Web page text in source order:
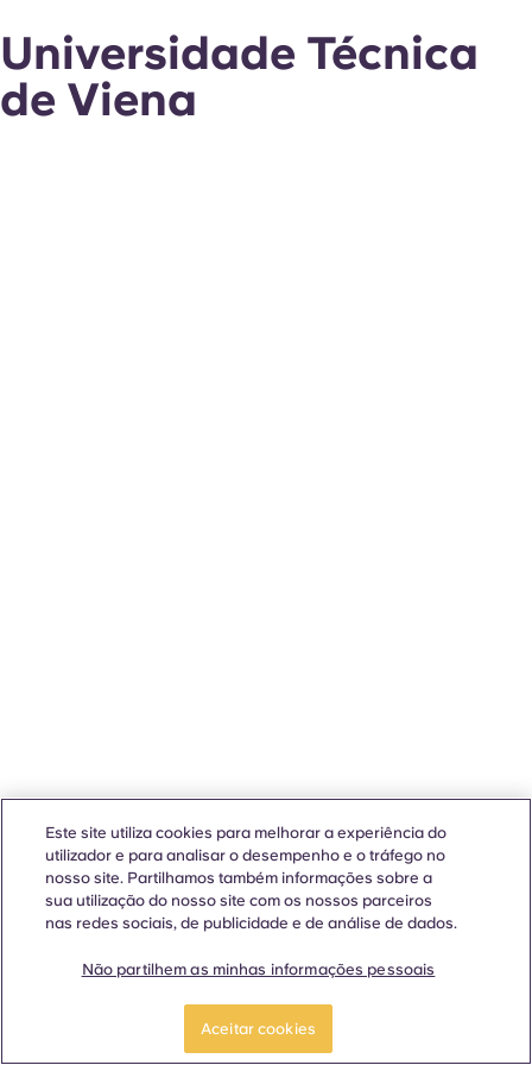
Universidade Técnica
de Viena
Este site utiliza cookies para melhorar a experiência do
utilizador e para analisar o desempenho e o tráfego no
nosso site. Partilhamos também informações sobre a
sua utilização do nosso site com os nossos parceiros
nas redes sociais, de publicidade e de análise de dados.
Não partilhem as minhas informações pessoais
Aceitar cookies